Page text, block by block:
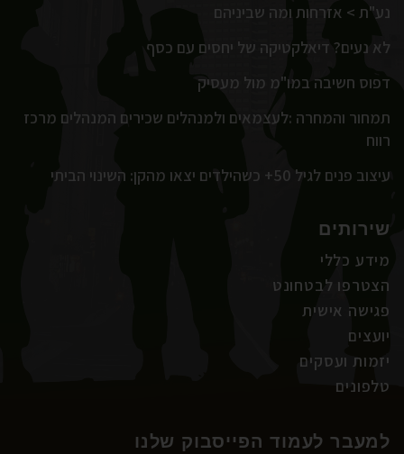
נע"ת > אזרחות ומה שביניהם
לא נעים? דיאלקטיקה של יחסים עם כסף
דפוס חשיבה במו"מ מול מעסיק
תמחור והמחרה :לעצמאים ולמנהלים שכירים המנהלים מרכז
רווח
עיצוב פנים לגיל 50+ כשהילדים יצאו מהקן: השינוי הביתי
שירותים
מידע כללי
הצטרפו לבטחונט
פגישה אישית
יועצים
יזמות ועסקים
טלפונים
למעבר לעמוד הפייסבוק שלנו